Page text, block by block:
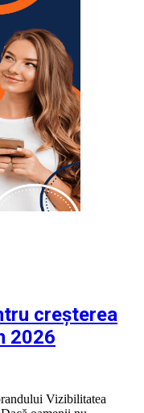
creșterea
2026
Vizibilitatea